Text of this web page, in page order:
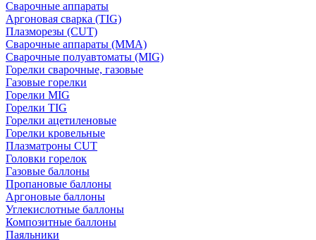
Сварочные аппараты
Аргоновая сварка (TIG)
Плазморезы (CUT)
Сварочные аппараты (MMA)
Сварочные полуавтоматы (MIG)
Горелки сварочные, газовые
Газовые горелки
Горелки MIG
Горелки TIG
Горелки ацетиленовые
Горелки кровельные
Плазматроны CUT
Головки горелок
Газовые баллоны
Пропановые баллоны
Аргоновые баллоны
Углекислотные баллоны
Композитные баллоны
Паяльники